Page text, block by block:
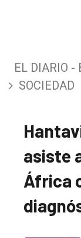
EL DIARIO -
SOCIEDAD
asiste
África